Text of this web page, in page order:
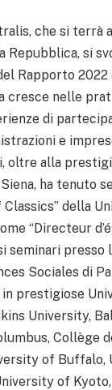
che si terrà
Repubblica, si
Rapporto 2022
cresce nelle
di
e
oltre alla
ha tenuto
della
“Directeur
seminari presso
Sociales di
prestigiose
University,
Collège
of Buffalo,
of